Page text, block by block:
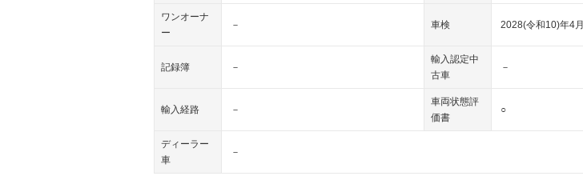
ワンオーナ
ー
－ 車検 2028(令和10)年4月
記録簿 －
輸入認定中
古車
－
輸入経路 －
車両状態評
価書
○
ディーラー
車
－